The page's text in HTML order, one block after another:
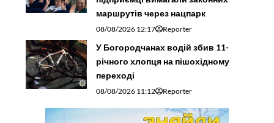
маршрутів через нацпарк
08/08/2026 12:17 Reporter
У Богородчанах водій збив 11-
річного хлопця на пішохідному
переході
08/08/2026 11:12 Reporter